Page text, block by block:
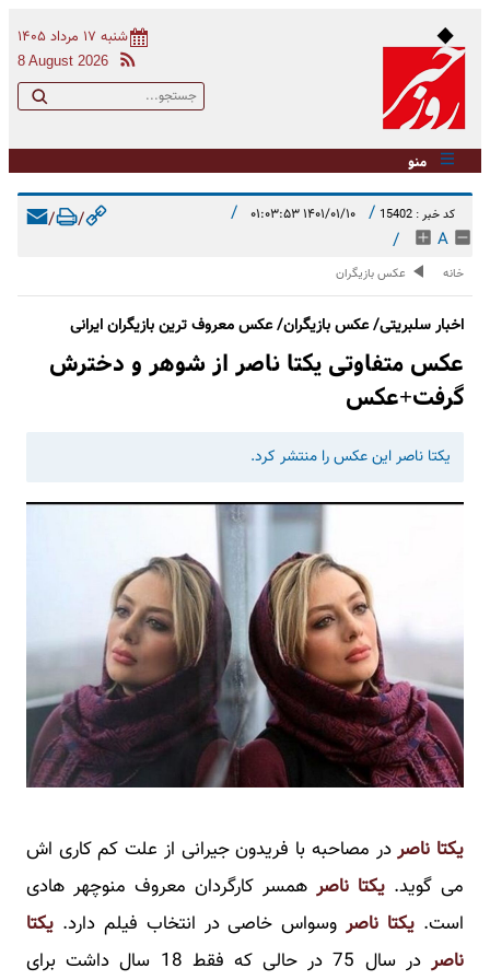
شنبه ۱۷ مرداد ۱۴۰۵
8 August 2026
منو
کد خبر : 15402 / ۱۴۰۱/۰۱/۱۰ ۰۱:۰۳:۵۳ /
A
/
/
/
خانه عکس بازیگران
اخبار سلبریتی/ عکس بازیگران/ عکس معروف ترین بازیگران ایرانی
عکس متفاوتی یکتا ناصر از شوهر و دخترش
گرفت+عکس
یکتا ناصر این عکس را منتشر کرد.
یکتا ناصردر مصاحبه با فریدون جیرانی از علت کم کاری اش
می گوید. یکتا ناصر همسر کارگردان معروف منوچهر هادی
است. یکتا ناصر وسواس خاصی در انتخاب فیلم دارد. یکتا
ناصر
در سال 75 در حالی که فقط 18 سال داشت برای